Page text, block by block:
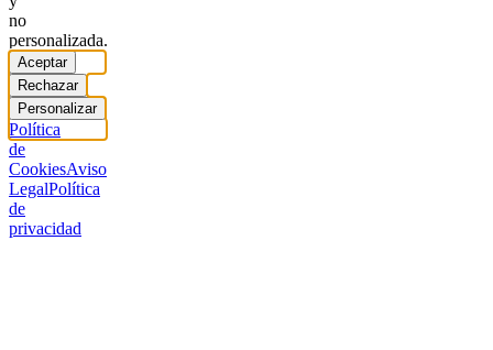
no
personalizada.
Aceptar
Rechazar
Personalizar
Política
de
CookiesAviso
LegalPolítica
de
privacidad